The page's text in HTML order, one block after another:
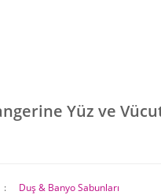
Yüz ve
Duş & Banyo Sabunları